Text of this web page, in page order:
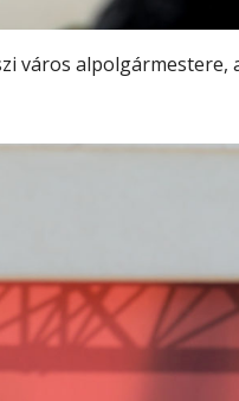
város alpolgármestere,